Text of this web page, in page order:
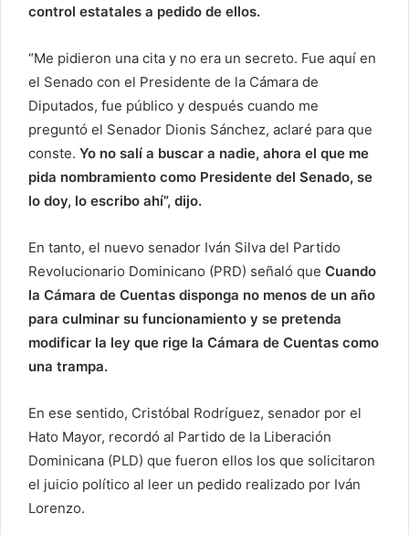
r
n
i
c
o
control estatales a pedido de ellos.
“Me pidieron una cita y no era un secreto. Fue aquí en
el Senado con el Presidente de la Cámara de
Diputados, fue público y después cuando me
preguntó el Senador Dionis Sánchez, aclaré para que
conste. Yo no salí a buscar a nadie, ahora el que me
pida nombramiento como Presidente del Senado, se
lo doy, lo escribo ahí”, dijo.
En tanto, el nuevo senador Iván Silva del Partido
Revolucionario Dominicano (PRD) señaló que Cuando
la Cámara de Cuentas disponga no menos de un año
para culminar su funcionamiento y se pretenda
modificar la ley que rige la Cámara de Cuentas como
una trampa.
En ese sentido, Cristóbal Rodríguez, senador por el
Hato Mayor, recordó al Partido de la Liberación
Dominicana (PLD) que fueron ellos los que solicitaron
el juicio político al leer un pedido realizado por Iván
Lorenzo.